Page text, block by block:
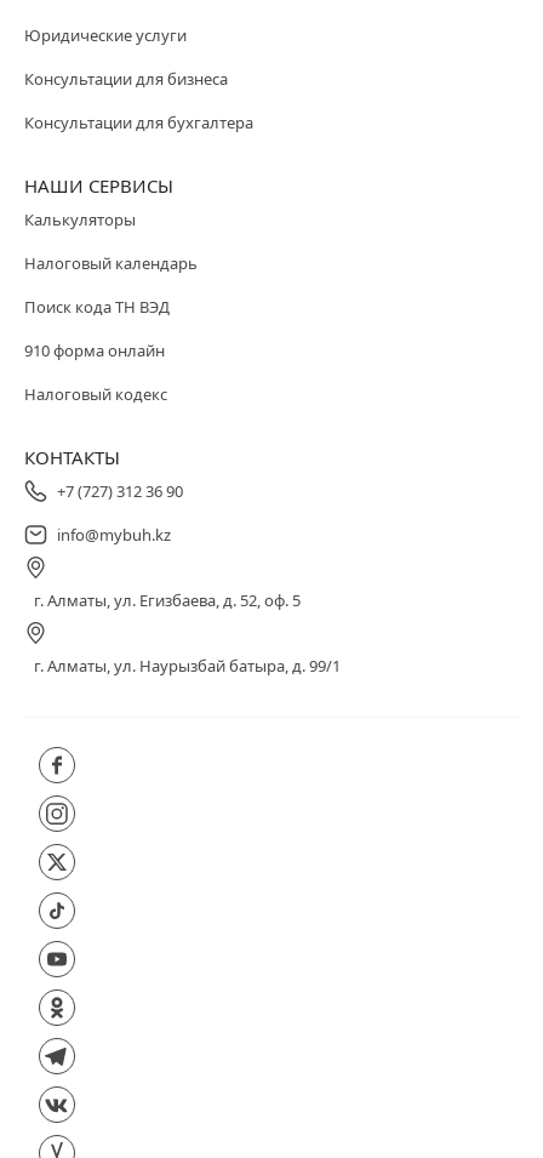
Юридические услуги
Консультации для бизнеса
Консультации для бухгалтера
НАШИ СЕРВИСЫ
Калькуляторы
Налоговый календарь
Поиск кода ТН ВЭД
910 форма онлайн
Налоговый кодекс
КОНТАКТЫ
+7 (727) 312 36 90
info@mybuh.kz
г. Алматы, ул. Егизбаева, д. 52, оф. 5
г. Алматы, ул. Наурызбай батыра, д. 99/1